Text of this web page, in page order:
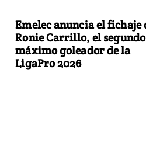
Emelec anuncia el fichaje
Ronie Carrillo, el segundo
máximo goleador de la
LigaPro 2026